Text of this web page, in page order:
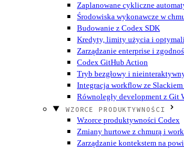
Zaplanowane cykliczne
Środowiska wykonawcze w
Budowanie z Codex SDK
Kredyty, limity użycia i
Zarządzanie enterprise i
Codex GitHub Action
Tryb bezgłowy i
Integracja workflow ze
Równoległy development z Git
WZORCE PRODUKTYWNOŚCI
Wzorce produktywności Codex
Zmiany hurtowe z chmurą i
Zarządzanie kontekstem na